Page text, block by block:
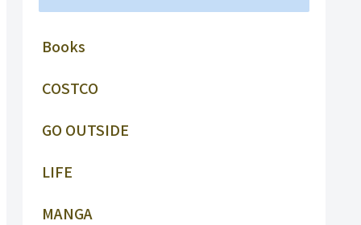
Books
COSTCO
GO OUTSIDE
LIFE
MANGA